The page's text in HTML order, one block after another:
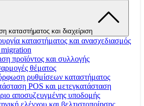
καταστήματος και διαχείριση
καταστήματος και ανασχεδιασμός
migration
προϊόντος και συλλογής
θέματος
ρυθμίσεων καταστήματος
POS και μετεγκατάσταση
αποσυζευγμένης υποδομής